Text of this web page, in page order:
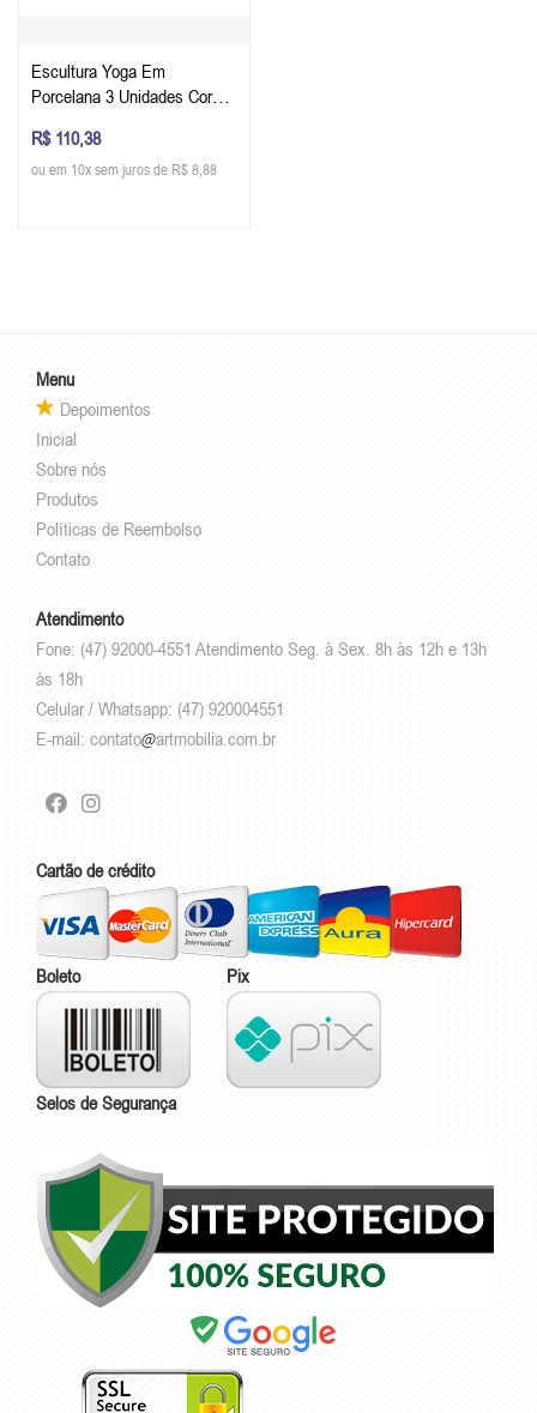
Escultura Yoga Em
Porcelana 3 Unidades Cor
R$ 110,38
ou em 10x sem juros de R$ 8,88
Menu
Depoimentos
Inicial
Sobre nós
Produtos
Políticas de Reembolso
Contato
Atendimento
Fone: (47) 92000-4551 Atendimento Seg. à Sex. 8h às 12h e 13h
às 18h
Celular / Whatsapp: (47) 920004551
E-mail: contato artmobilia.com.br
Cartão de crédito
Boleto Pix
Selos de Segurança